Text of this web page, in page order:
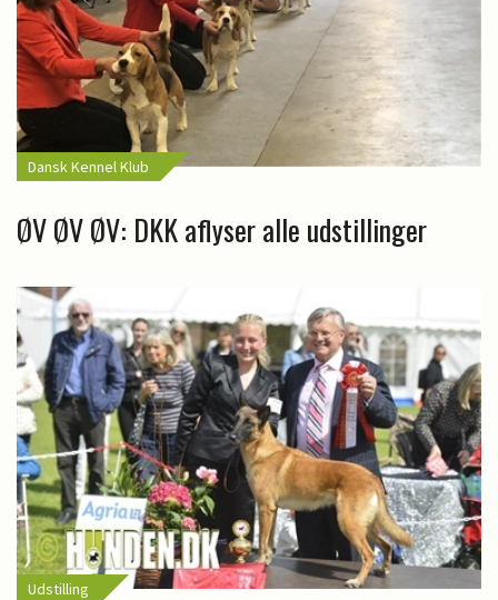
Dansk Kennel Klub
ØV ØV ØV: DKK aflyser alle udstillinger
Udstilling